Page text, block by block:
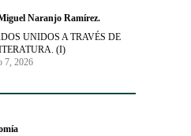
Naranjo Ramírez.
UNIDOS A TRAVÉS DE
(I)
7, 2026